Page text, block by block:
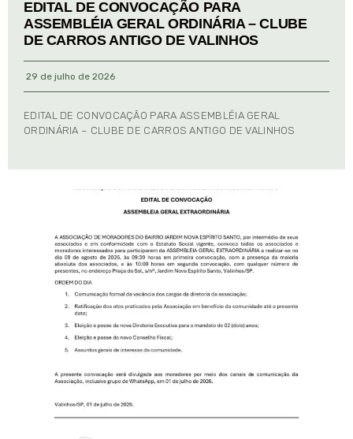
EDITAL DE CONVOCAÇÃO PARA
ASSEMBLÉIA GERAL ORDINÁRIA – CLUBE
DE CARROS ANTIGO DE VALINHOS
29 de julho de 2026
EDITAL DE CONVOCAÇÃO PARA ASSEMBLÉIA GERAL
ORDINÁRIA – CLUBE DE CARROS ANTIGO DE VALINHOS